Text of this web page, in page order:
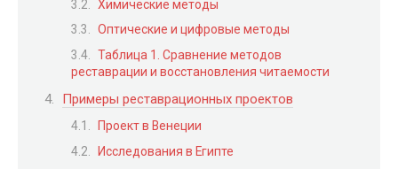
Химические методы
Оптические и цифровые методы
Таблица 1. Сравнение методов
реставрации и восстановления читаемости
Примеры реставрационных проектов
Проект в Венеции
Исследования в Египте